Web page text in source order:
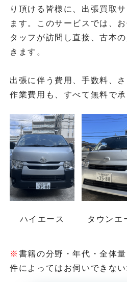
り頂ける皆様に、出張買取
ます。このサービスでは、
タッフが訪問し直接、古本
きます。
出張に伴う費用、手数料、
作業費用も、すべて無料で承
ハイエース タウンエ
※ 書籍の分野・年代・全体
件によってはお伺いできな